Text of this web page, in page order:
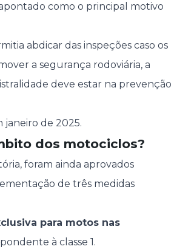
como o principal motivo
abdicar das inspeções caso os
a segurança rodoviária, a
deve estar na prevenção
de 2025.
dos motociclos?
foram ainda aprovados
de três medidas
para motos nas
à classe 1.